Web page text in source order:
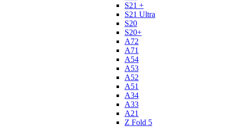
S21 +
S21 Ultra
S20
S20+
A72
A71
A54
A53
A52
A51
A34
A33
A21
Z Fold 5